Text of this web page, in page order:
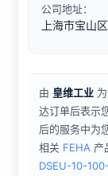
公司地址：
上海市宝山
由 皇维工业
达订单后表示
后的服务中为
相关 FEHA 产
DSEU-10-